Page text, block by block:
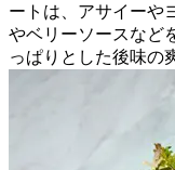
ートは、アサイーや
やベリーソースなど
っぱりとした後味の